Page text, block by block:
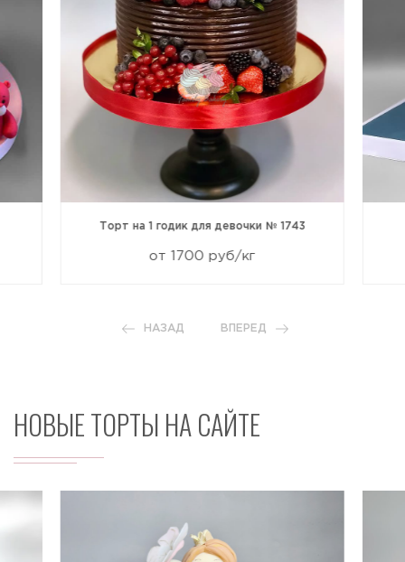
Торт на 1 годик для девочки № 1743
от 1700 руб/кг
НАЗАД ВПЕРЕД
НОВЫЕ ТОРТЫ НА САЙТЕ